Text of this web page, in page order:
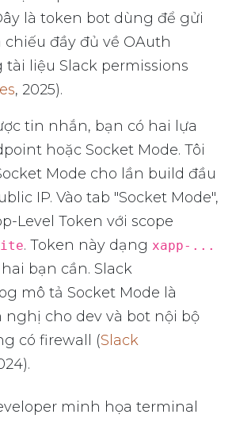
là token bot dùng để gửi
đầy đủ về OAuth
tài liệu Slack permissions
, 2025).
tin nhắn, bạn có hai lựa
hoặc Socket Mode. Tôi
Mode cho lần build đầu
IP. Vào tab "Socket Mode",
Level Token với scope
. Token này dạng xapp-...
bạn cần. Slack
mô tả Socket Mode là
cho dev và bot nội bộ
có firewall (Slack